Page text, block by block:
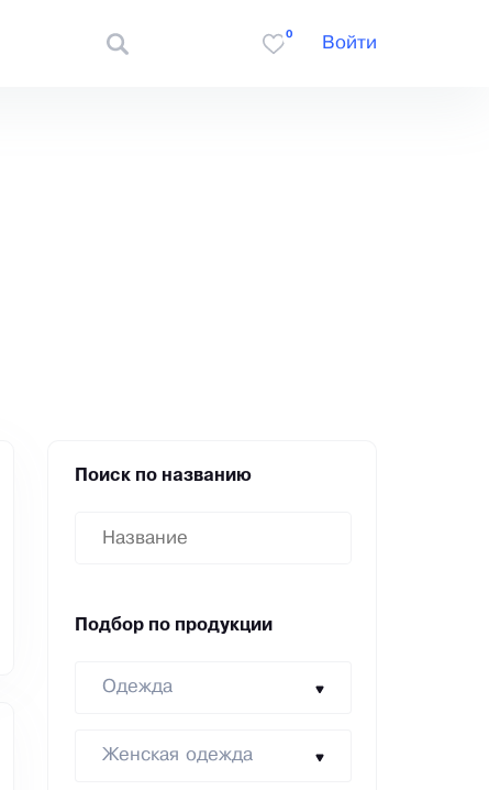
0
Войти
Поиск по названию
Подбор по продукции
Одежда
Женская одежда